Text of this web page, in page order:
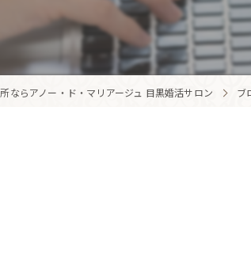
婚活
ならアノー・ド・マリアージュ 目黒婚活サロン ブ